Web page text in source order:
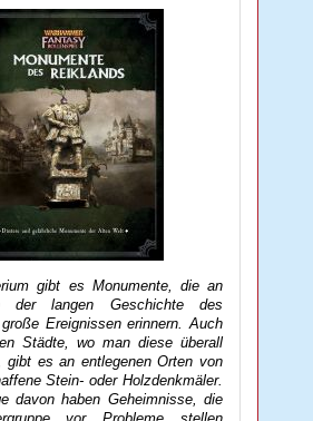
gibt es Monumente, die an
der langen Geschichte des
Ereignissen erinnern. Auch
Städte, wo man diese überall
gibt es an entlegenen Orten von
Stein- oder Holzdenkmäler.
davon haben Geheimnisse, die